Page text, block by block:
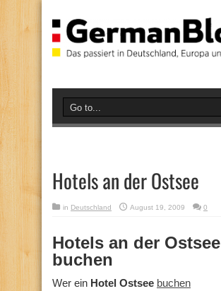
Hotels an der Ostsee
in Deutschland August 19, 2009 0
Hotels an der Ostsee
buchen
Wer ein Hotel Ostsee buchen